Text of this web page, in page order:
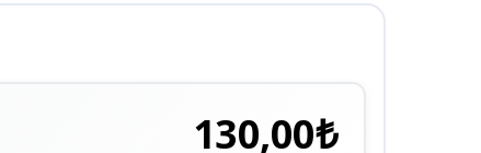
130,00₺